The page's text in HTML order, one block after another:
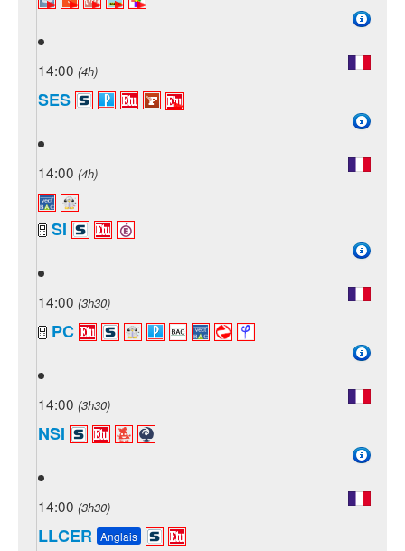
14:00 (4h)
SES
14:00 (4h)
SI
14:00 (3h30)
PC
14:00 (3h30)
NSI
14:00 (3h30)
LLCER Anglais